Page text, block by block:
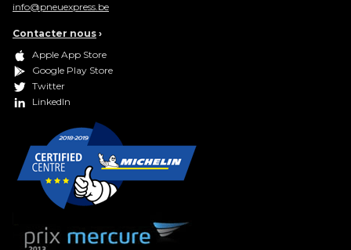
info@pneuexpress.be
Contacter nous ›
Apple App Store
Google Play Store
Twitter
LinkedIn